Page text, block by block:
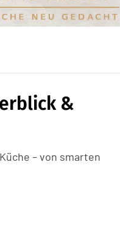
&
– von smarten